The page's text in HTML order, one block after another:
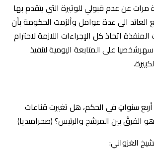
عن عدم قبولي للوتيرة التي يتقدم بها
العائد الى عدة عوامل وألزمت الحكومة بأن
اتخاذ كل الإجراءات اللازمة لاحترام
على المتابعة اليومية لتنفيذ
سنواتٍ في الحكم، هل تغيرت قناعات
الفرقُ بين المرشح والرئيس؟ (صحراميديا)
الغزواني: